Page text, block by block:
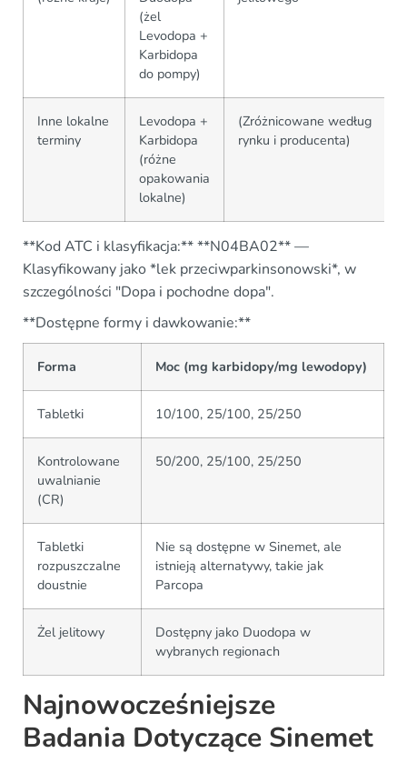
(żel
Levodopa +
Karbidopa
do pompy)
Inne lokalne
terminy
Levodopa +
Karbidopa
(różne
opakowania
lokalne)
(Zróżnicowane według
rynku i producenta)
**Kod ATC i klasyfikacja:** **N04BA02** —
Klasyfikowany jako *lek przeciwparkinsonowski*, w
szczególności "Dopa i pochodne dopa".
**Dostępne formy i dawkowanie:**
Forma Moc (mg karbidopy/mg lewodopy)
Tabletki 10/100, 25/100, 25/250
Kontrolowane
uwalnianie
(CR)
50/200, 25/100, 25/250
Tabletki
rozpuszczalne
doustnie
Nie są dostępne w Sinemet, ale
istnieją alternatywy, takie jak
Parcopa
Żel jelitowy
Dostępny jako Duodopa w
wybranych regionach
Najnowocześniejsze
Badania Dotyczące Sinemet